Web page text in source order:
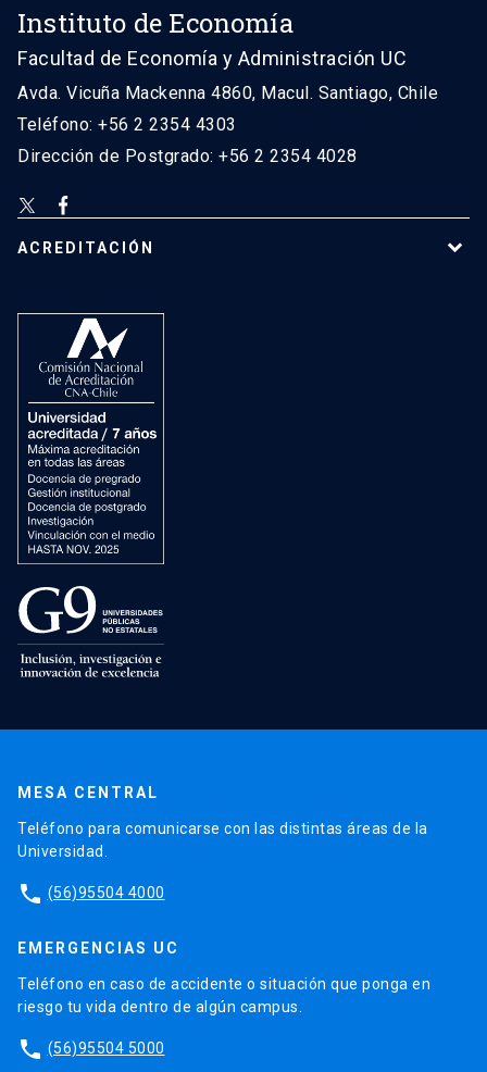
Instituto de Economía
Facultad de Economía y Administración UC
Avda. Vicuña Mackenna 4860, Macul. Santiago, Chile
Teléfono: +56 2 2354 4303
Dirección de Postgrado: +56 2 2354 4028
ACREDITACIÓN
MESA CENTRAL
Teléfono para comunicarse con las distintas áreas de la
Universidad.
phone (56)95504 4000
EMERGENCIAS UC
Teléfono en caso de accidente o situación que ponga en
riesgo tu vida dentro de algún campus.
phone (56)95504 5000